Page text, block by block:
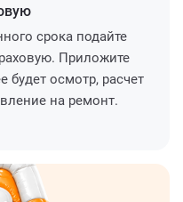
срока подайте
Приложите
будет осмотр, расчет
на ремонт.